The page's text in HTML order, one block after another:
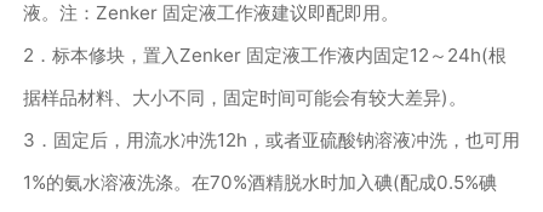
液。注： Zenker 固定液工作液建议即配即用。
2 ．标本修块，置入Zenker 固定液工作液内固定12 ～ 24h(根
据样品材料、大小不同，固定时间可能会有较大差异)。
3 ．固定后，用流水冲洗12h ，或者亚硫酸钠溶液冲洗，也可用
1%的氨水溶液洗涤。在70%酒精脱水时加入碘(配成0.5%碘